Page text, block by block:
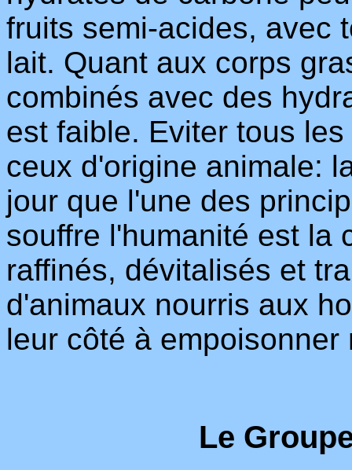
fruits semi-acides, avec
lait. Quant aux corps
combinés avec des
est faible. Eviter tous
ceux d'origine animale:
jour que l'une des
souffre l'humanité est la
raffinés, dévitalisés et
d'animaux nourris aux
leur côté à empoisonner
Le